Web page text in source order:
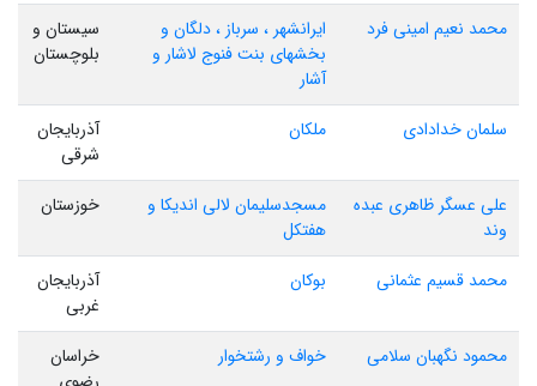
محمد نعیم امینی فرد
ایرانشهر ، سرباز ، دلگان و
بخشهای بنت فنوج لاشار و
آشار
سیستان و
بلوچستان
سلمان خدادادی ملکان
آذربایجان
شرقی
علی عسگر ظاهری عبده
وند
مسجدسلیمان لالی اندیکا و
هفتکل
خوزستان
محمد قسیم عثمانی بوکان
آذربایجان
غربی
محمود نگهبان سلامی
خواف و رشتخوار
خراسان